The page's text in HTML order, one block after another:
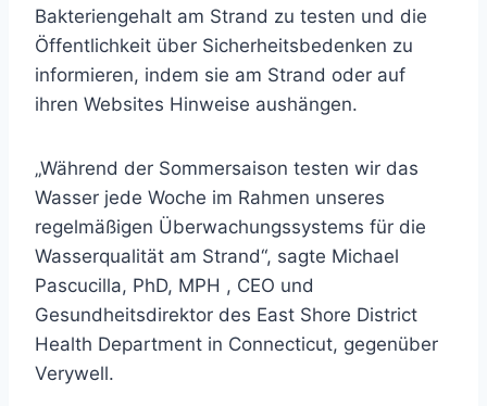
Bakteriengehalt am Strand zu testen und die
Öffentlichkeit über Sicherheitsbedenken zu
informieren, indem sie am Strand oder auf
ihren Websites Hinweise aushängen.
„Während der Sommersaison testen wir das
Wasser jede Woche im Rahmen unseres
regelmäßigen Überwachungssystems für die
Wasserqualität am Strand“, sagte Michael
Pascucilla, PhD, MPH , CEO und
Gesundheitsdirektor des East Shore District
Health Department in Connecticut, gegenüber
Verywell.